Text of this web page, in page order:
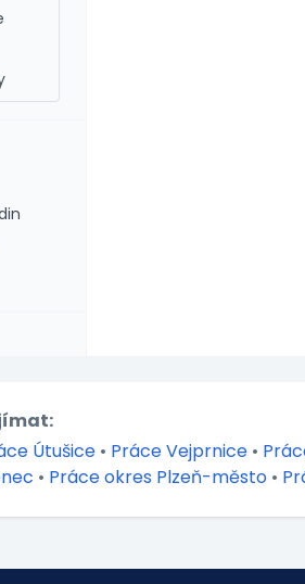
Útušice • Práce Vejprnice •
• Práce okres Plzeň-město •